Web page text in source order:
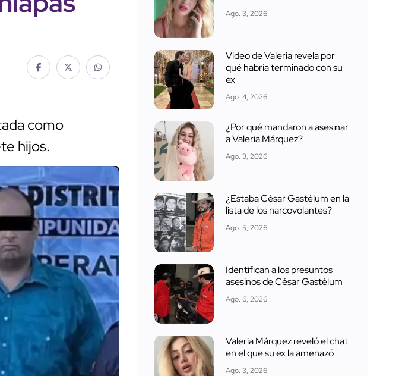
como
hijos.
Ago. 3, 2026
Video de Valeria revela por
qué habría terminado con su
ex
Ago. 4, 2026
¿Por qué mandaron a asesinar
a Valeria Márquez?
Ago. 3, 2026
¿Estaba César Gastélum en la
lista de los narcovolantes?
Ago. 5, 2026
Identifican a los presuntos
asesinos de César Gastélum
Ago. 6, 2026
Valeria Márquez reveló el chat
en el que su ex la amenazó
Ago. 3, 2026